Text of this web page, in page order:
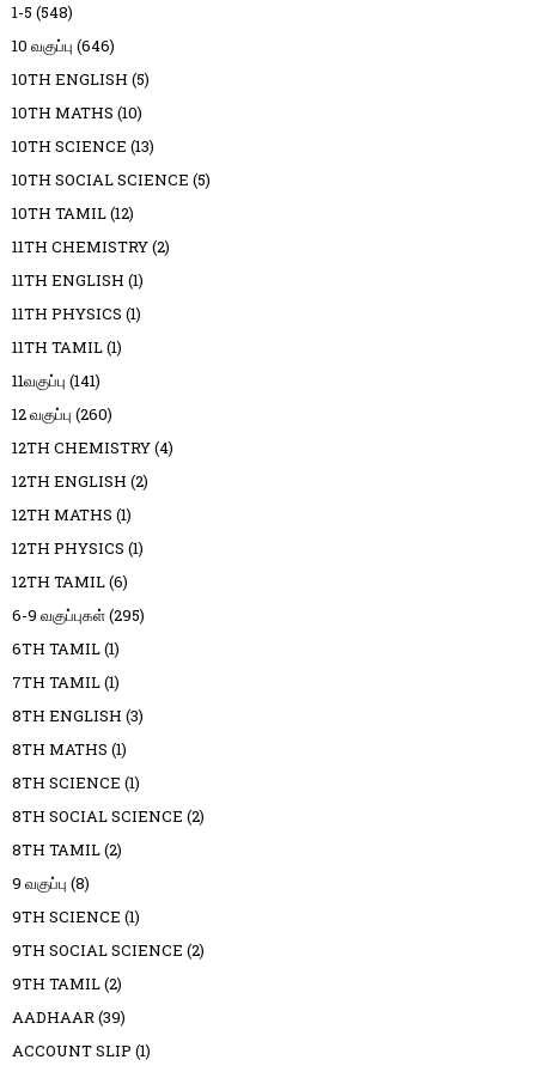
1-5 (548)
10 வகுப்பு (646)
10TH ENGLISH (5)
10TH MATHS (10)
10TH SCIENCE (13)
10TH SOCIAL SCIENCE (5)
10TH TAMIL(12)
11TH CHEMISTRY(2)
11TH ENGLISH (1)
11TH PHYSICS (1)
11TH TAMIL(1)
11வகுப்பு (141)
12 வகுப்பு (260)
12TH CHEMISTRY(4)
12TH ENGLISH (2)
12TH MATHS (1)
12TH PHYSICS (1)
12TH TAMIL(6)
6-9 வகுப்புகள்(295)
6TH TAMIL(1)
7TH TAMIL(1)
8TH ENGLISH (3)
8TH MATHS (1)
8TH SCIENCE (1)
8TH SOCIAL SCIENCE (2)
8TH TAMIL(2)
9 வகுப்பு (8)
9TH SCIENCE (1)
9TH SOCIAL SCIENCE (2)
9TH TAMIL(2)
AADHAAR(39)
ACCOUNT SLIP (1)